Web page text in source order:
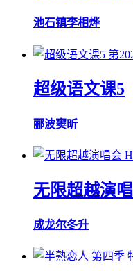
池石镇李相烨
第
超级语文课5
郦波窦昕
无限超越演
成龙尔冬升